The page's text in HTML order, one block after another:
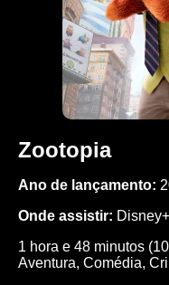
Zootopia
Ano de lançamento:
Onde assistir: Disney+
1 hora e 48 minutos
Aventura, Comédia,